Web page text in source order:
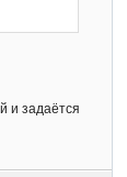
и задаётся